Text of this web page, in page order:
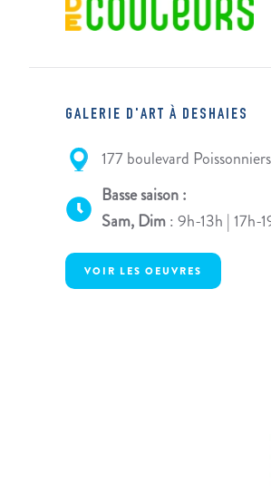
GALERIE D'ART À DESHAIES
177 boulevard
Basse saison :
Sam, Dim: 9h-13h | 17h-
VOIR LES OEUVRES